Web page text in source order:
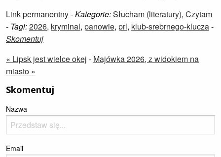
Link permanentny-Kategorie:Słucham (literatury), Czytam
- Tagi:2026, kryminal, panowie, prl, klub-srebrnego-klucza-
Skomentuj
« Lipsk jest wielce okej - Majówka 2026, z widokiem na
miasto »
Skomentuj
Nazwa
Email